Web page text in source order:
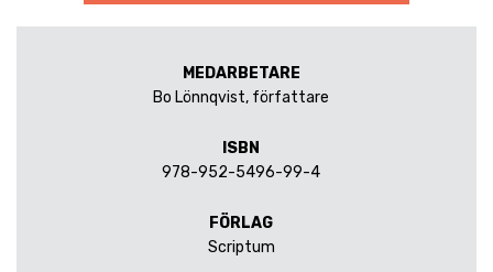
MEDARBETARE
Bo Lönnqvist, författare
ISBN
978-952-5496-99-4
FÖRLAG
Scriptum